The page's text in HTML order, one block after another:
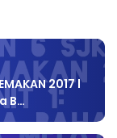
2017 l
B…